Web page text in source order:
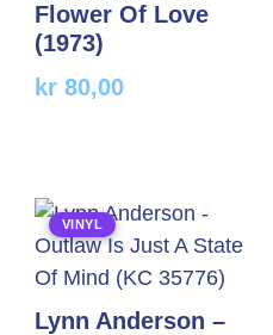
Flower Of Love
(1973)
kr 80,00
VINYL
Lynn Anderson –